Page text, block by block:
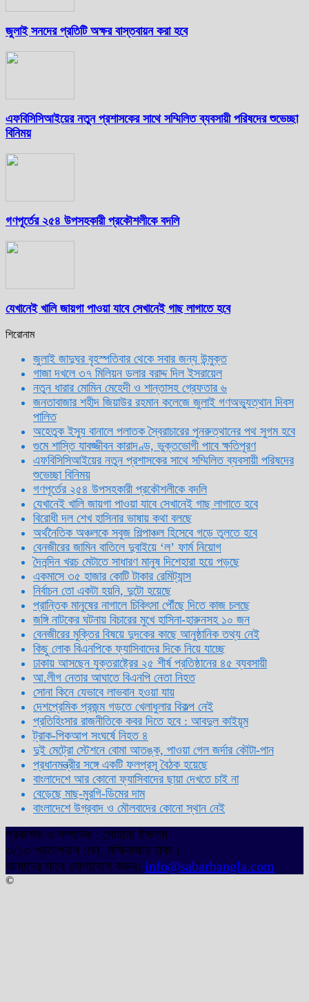
জুলাই সনদের প্রতিটি অক্ষর বাস্তবায়ন করা হবে
এফবিসিসিআইয়ের নতুন প্রশাসকের সাথে সম্মিলিত ব্যবসায়ী পরিষদের শুভেচ্ছা
বিনিময়
গণপূর্তের ২৫৪ উপসহকারী প্রকৌশলীকে বদলি
যেখানেই খালি জায়গা পাওয়া যাবে সেখানেই গাছ লাগাতে হবে
শিরোনাম
জুলাই জাদুঘর বৃহস্পতিবার থেকে সবার জন্য উন্মুক্ত
গাজা দখলে ৩৭ মিলিয়ন ডলার বরাদ্দ দিল ইসরায়েল
নতুন ধারার মোমিন মেহেদী ও শান্তাসহ গ্রেফতার ৬
জনতাবাজার শহীদ জিয়াউর রহমান কলেজে জুলাই গণঅভ্যুত্থান দিবস
পালিত
অহেতুক ইস্যু বানালে পলাতক স্বৈরাচারের পুনরুত্থানের পথ সুগম হবে
গুমে শাস্তি যাবজ্জীবন কারাদণ্ড, ভুক্তভোগী পাবে ক্ষতিপূরণ
এফবিসিসিআইয়ের নতুন প্রশাসকের সাথে সম্মিলিত ব্যবসায়ী পরিষদের
শুভেচ্ছা বিনিময়
গণপূর্তের ২৫৪ উপসহকারী প্রকৌশলীকে বদলি
যেখানেই খালি জায়গা পাওয়া যাবে সেখানেই গাছ লাগাতে হবে
বিরোধী দল শেখ হাসিনার ভাষায় কথা বলছে
অর্থনৈতিক অঞ্চলকে সবুজ শিল্পাঞ্চল হিসেবে গড়ে তুলতে হবে
বেনজীরের জামিন বাতিলে দুবাইয়ে ‌‘ল’ ফার্ম নিয়োগ
দৈনন্দিন খরচ মেটাতে সাধারণ মানুষ দিশেহারা হয়ে পড়ছে
একমাসে ৩৫ হাজার কোটি টাকার রেমিট্যান্স
নির্বাচন তো একটা হয়নি, দুটো হয়েছে
প্রান্তিক মানুষের নাগালে চিকিৎসা পৌঁছে দিতে কাজ চলছে
জঙ্গি নাটকের ঘটনায় বিচারের মুখে হাসিনা-হারুনসহ ১০ জন
বেনজীরের মুক্তির বিষয়ে দুদকের কাছে আনুষ্ঠানিক তথ্য নেই
কিছু লোক বিএনপিকে ফ্যাসিবাদের দিকে নিয়ে যাচ্ছে
ঢাকায় আসছেন যুক্তরাষ্ট্রের ২৫ শীর্ষ প্রতিষ্ঠানের ৪৫ ব্যবসায়ী
আ.লীগ নেতার আঘাতে বিএনপি নেতা নিহত
সোনা কিনে যেভাবে লাভবান হওয়া যায়
দেশপ্রেমিক প্রজন্ম গড়তে খেলাধুলার বিকল্প নেই
প্রতিহিংসার রাজনীতিকে কবর দিতে হবে : আবদুল কাইয়ূম
ট্রাক-পিকআপ সংঘর্ষে নিহত ৪
দুই মেট্রো স্টেশনে বোমা আতঙ্ক, পাওয়া গেল জর্দার কৌটা-পান
প্রধানমন্ত্রীর সঙ্গে একটি ফলপ্রসূ বৈঠক হয়েছে
বাংলাদেশে আর কোনো ফ্যাসিবাদের ছায়া দেখতে চাই না
বেড়েছে মাছ-মুরগি-ডিমের দাম
বাংলাদেশে উগ্রবাদ ও মৌলবাদের কোনো স্থান নেই
প্রকাশক ও সম্পাদক : সোহানা ইসলাম
৩/১৩ প্রতাপদাশ লেন, লক্ষিবাজার ঢাকা।
আমাদের সাথে যোগাযোগ করুন: info@sabarbangla.com
©